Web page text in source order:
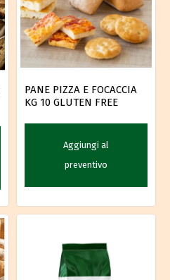
PANE PIZZA E FOCACCIA
KG 10 GLUTEN FREE
Aggiungi al
preventivo